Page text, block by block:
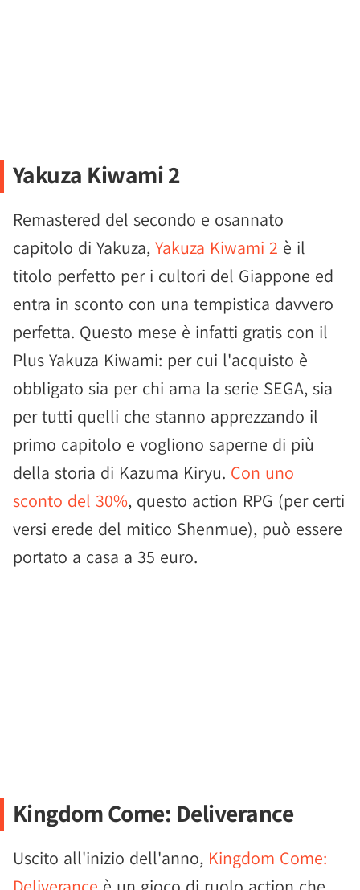
Yakuza Kiwami 2
Remastered del secondo e osannato
capitolo di Yakuza, Yakuza Kiwami 2 è il
titolo perfetto per i cultori del Giappone ed
entra in sconto con una tempistica davvero
perfetta. Questo mese è infatti gratis con il
Plus Yakuza Kiwami: per cui l'acquisto è
obbligato sia per chi ama la serie SEGA, sia
per tutti quelli che stanno apprezzando il
primo capitolo e vogliono saperne di più
della storia di Kazuma Kiryu. Con uno
sconto del 30%, questo action RPG (per certi
versi erede del mitico Shenmue), può essere
portato a casa a 35 euro.
Kingdom Come: Deliverance
Uscito all'inizio dell'anno, Kingdom Come: